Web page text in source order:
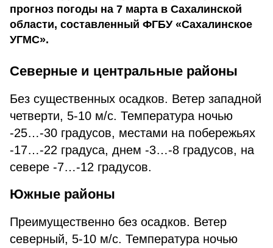
прогноз погоды на 7 марта в Сахалинской
области, составленный ФГБУ «Сахалинское
УГМС».
Северные и центральные районы
Без существенных осадков. Ветер западной
четверти, 5-10 м/с. Температура ночью
-25…-30 градусов, местами на побережьях
-17…-22 градуса, днем -3…-8 градусов, на
севере -7…-12 градусов.
Южные районы
Преимущественно без осадков. Ветер
северный, 5-10 м/с. Температура ночью